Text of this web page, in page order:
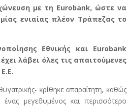
με τη Eurobank, ώστε να
ενιαίας πλέον Τράπεζας το
Εθνικής και Eurobank
λάβει όλες τις απαιτούμενες
κρίθηκε απαραίτητη, καθώς
μεγεθυμένος και περισσότερο